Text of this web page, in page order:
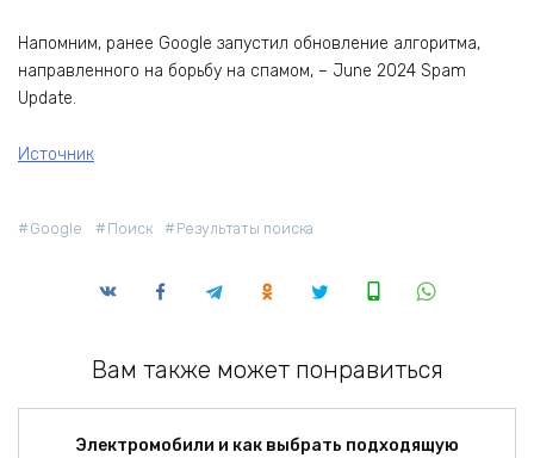
Напомним, ранее Google запустил обновление алгоритма,
направленного на борьбу на спамом, – June 2024 Spam
Update.
Источник
Google Поиск Результаты поиска
Вам также может понравиться
Электромобили и как выбрать подходящую